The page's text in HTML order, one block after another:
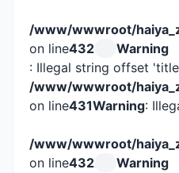
/www/wwwroot/
on line432
Warning
: Illegal string offset
/www/wwwroot/
on line431Warning:
/www/wwwroot/
on line432
Warning